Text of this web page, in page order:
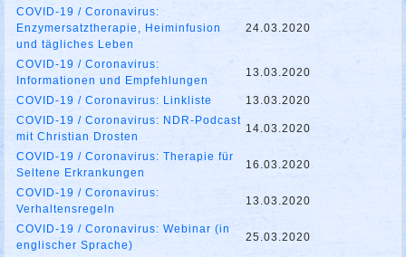
COVID-19 / Coronavirus:
Enzymersatztherapie, Heiminfusion
und tägliches Leben
24.03.2020
COVID-19 / Coronavirus:
Informationen und Empfehlungen
13.03.2020
COVID-19 / Coronavirus: Linkliste
13.03.2020
COVID-19 / Coronavirus: NDR-Podcast
mit Christian Drosten
14.03.2020
COVID-19 / Coronavirus: Therapie für
Seltene Erkrankungen
16.03.2020
COVID-19 / Coronavirus:
Verhaltensregeln
13.03.2020
COVID-19 / Coronavirus: Webinar (in
englischer Sprache)
25.03.2020